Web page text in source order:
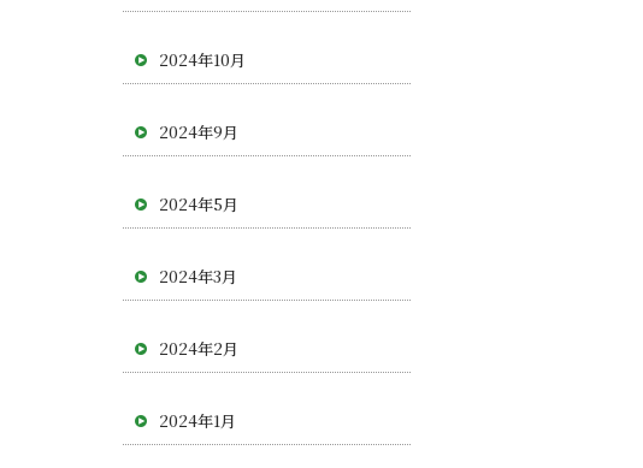
2024年10月
2024年9月
2024年5月
2024年3月
2024年2月
2024年1月